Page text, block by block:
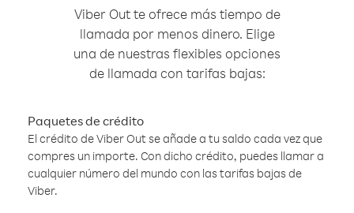
Viber Out te ofrece más tiempo de
llamada por menos dinero. Elige
una de nuestras flexibles opciones
de llamada con tarifas bajas:
Paquetes de crédito
El crédito de Viber Out se añade a tu saldo cada vez que
compres un importe. Con dicho crédito, puedes llamar a
cualquier número del mundo con las tarifas bajas de
Viber.